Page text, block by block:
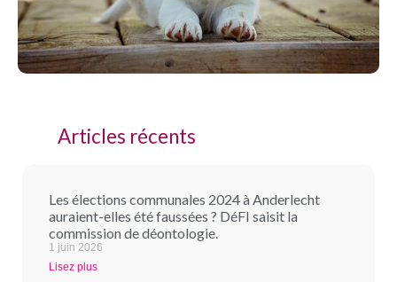
Articles récents
Les élections communales 2024 à Anderlecht
auraient-elles été faussées ? DéFI saisit la
commission de déontologie.
1 juin 2026
Lisez plus